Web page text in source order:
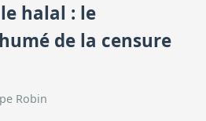
halal : le
de la censure
Robin